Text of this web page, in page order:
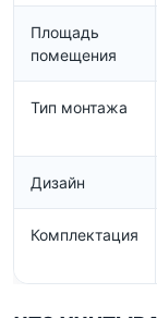
Площадь
помещения
Тип монтажа
Дизайн
Комплектация